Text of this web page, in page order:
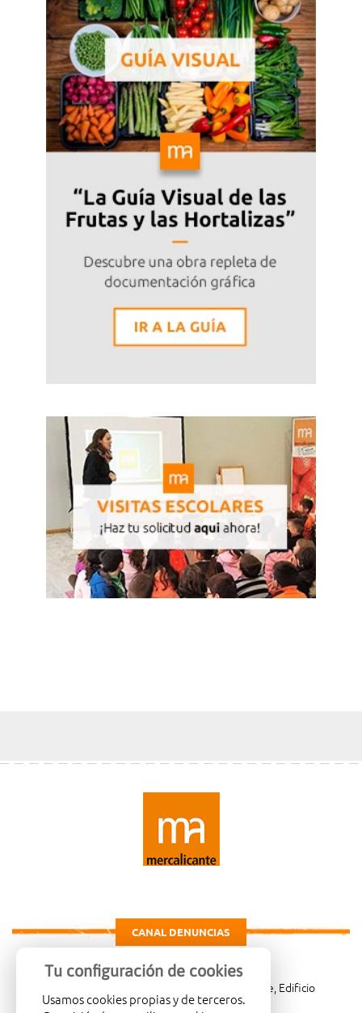
CANAL DENUNCIAS
Carretera de Madrid Km. 4, 03114 Alicante, Edificio
Administrativo, planta 3ª
Tu configuración de cookies
Usamos cookies propias y de terceros.